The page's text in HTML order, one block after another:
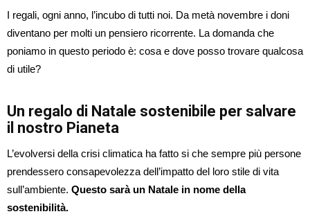
I regali, ogni anno, l’incubo di tutti noi. Da metà novembre i doni
diventano per molti un pensiero ricorrente. La domanda che
poniamo in questo periodo è: cosa e dove posso trovare qualcosa
di utile?
Un regalo di Natale sostenibile per salvare
il nostro Pianeta
L’evolversi della crisi climatica ha fatto si che sempre più persone
prendessero consapevolezza dell’impatto del loro stile di vita
sull’ambiente. Questo sarà un Natale in nome della
sostenibilità.